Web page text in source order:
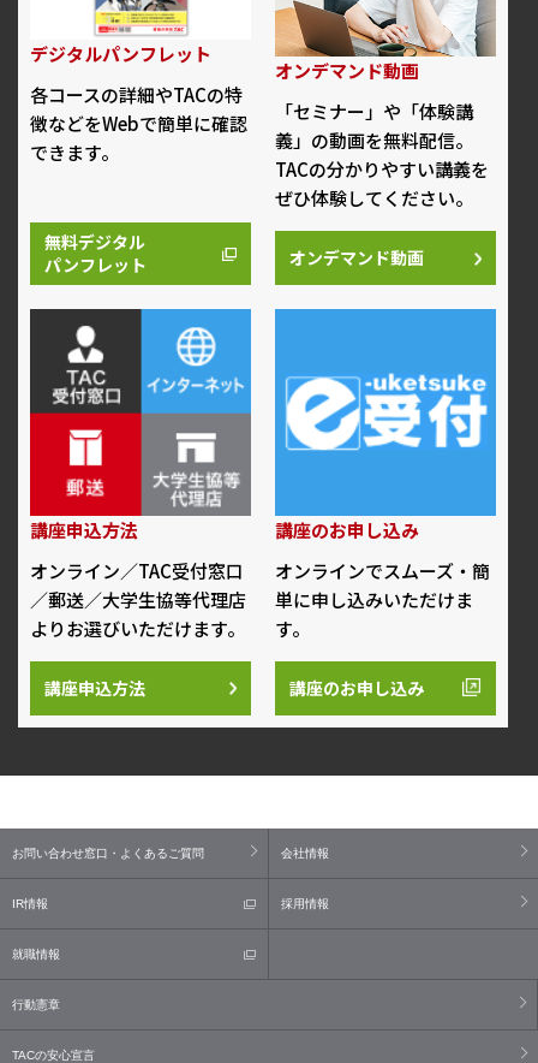
デジタルパンフレット
各コースの詳細やTACの特
徴などをWebで簡単に確認
できます。
無料デジタル
パンフレット
オンデマンド動画
「セミナー」や「体験講
義」の動画を無料配信。
TACの分かりやすい講義を
ぜひ体験してください。
オンデマンド動画
講座申込方法
オンライン／TAC受付窓口
／郵送／大学生協等代理店
よりお選びいただけます。
講座申込方法
講座のお申し込み
オンラインでスムーズ・簡
単に申し込みいただけま
す。
講座のお申し込み
お問い合わせ窓口・よくあるご質問 会社情報
IR情報 採用情報
就職情報
行動憲章
TACの安心宣言